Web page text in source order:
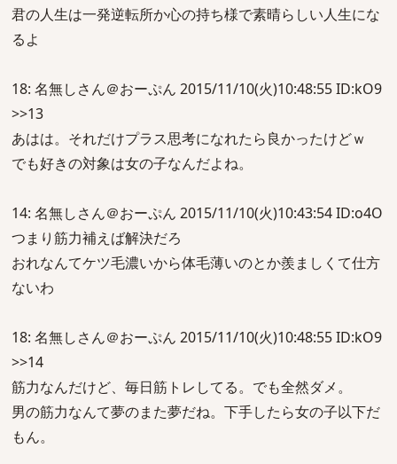
君の人生は一発逆転所か心の持ち様で素晴らしい人生にな
るよ
18: 名無しさん＠おーぷん 2015/11/10(火)10:48:55 ID:kO9
>>13
あはは。それだけプラス思考になれたら良かったけどｗ
でも好きの対象は女の子なんだよね。
14: 名無しさん＠おーぷん 2015/11/10(火)10:43:54 ID:o4O
つまり筋力補えば解決だろ
おれなんてケツ毛濃いから体毛薄いのとか羨ましくて仕方
ないわ
18: 名無しさん＠おーぷん 2015/11/10(火)10:48:55 ID:kO9
>>14
筋力なんだけど、毎日筋トレしてる。でも全然ダメ。
男の筋力なんて夢のまた夢だね。下手したら女の子以下だ
もん。